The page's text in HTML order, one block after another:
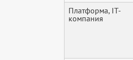
Платформа, IT-
компания